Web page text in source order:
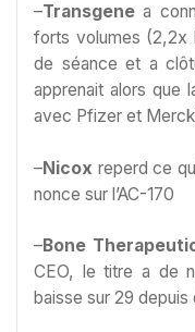
–Transgene a
forts volumes (2,2x
de séance et a
apprenait alors que
avec Pfizer et
–Nicox reperd ce
nonce sur l’AC-170
–Bone
CEO, le titre a de
baisse sur 29